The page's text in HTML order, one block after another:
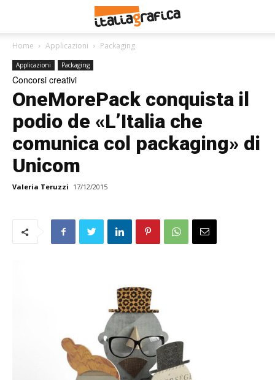
Home Applicazioni Packaging
Applicazioni Packaging
Concorsi creativi
OneMorePack conquista il
podio de «L’Italia che
comunica col packaging» di
Unicom
Valeria Teruzzi 17/12/2015